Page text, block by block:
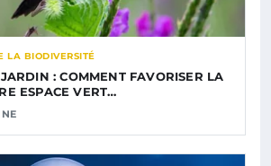
LA BIODIVERSITÉ
: COMMENT FAVORISER LA
ESPACE VERT…